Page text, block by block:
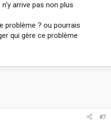
arrive pas non plus
problème ? ou pourrais
qui gère ce problème
#7